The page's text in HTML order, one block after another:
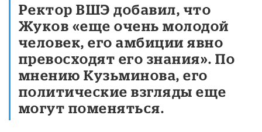
Ректор ВШЭ добавил, что
Жуков «еще очень молодой
человек, его амбиции явно
превосходят его знания». По
мнению Кузьминова, его
политические взгляды еще
могут поменяться.